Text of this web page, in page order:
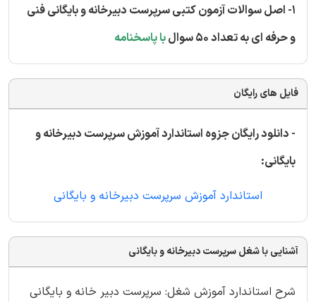
1- اصل سوالات آزمون کتبی سرپرست دبیرخانه و بایگانی فنی
و حرفه ای به تعداد 50 سوال
با پاسخنامه
فایل های رایگان
- دانلود رایگان جزوه استاندارد آموزش سرپرست دبیرخانه و
بایگانی:
استاندارد آموزش سرپرست دبیرخانه و بایگانی
آشنایی با شغل سرپرست دبیرخانه و بایگانی
شرح استاندارد آموزش شغل: سرپرست دبیر خانه و بایگانی